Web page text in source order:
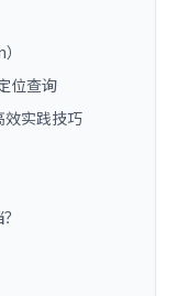
位查询
效实践技巧